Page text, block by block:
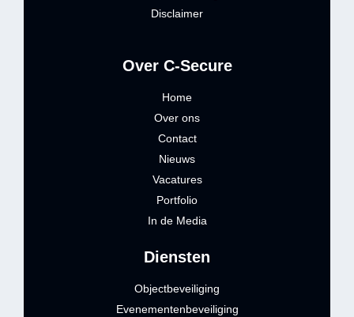
Disclaimer
Over C-Secure
Home
Over ons
Contact
Nieuws
Vacatures
Portfolio
In de Media
Diensten
Objectbeveiliging
Evenementenbeveiliging